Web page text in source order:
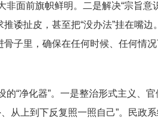
非面前旗帜鲜明。二是解决“宗旨意
诿扯皮，甚至把“没办法”挂在嘴
子里，确保在任何时候、任何情
“净化器”。一是整治形式主义、
从上到下反复照一照自己”。民政